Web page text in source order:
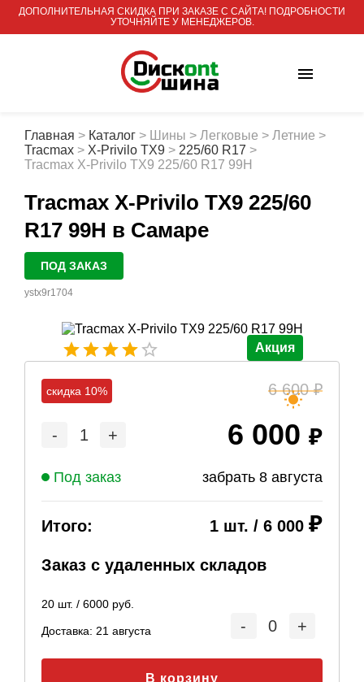
ДОПОЛНИТЕЛЬНАЯ СКИДКА ПРИ ЗАКАЗЕ С САЙТА! ПОДРОБНОСТИ
УТОЧНЯЙТЕ У МЕНЕДЖЕРОВ.
Главная > Каталог > Шины > Легковые > Летние >
Tracmax > X-Privilo TX9 > 225/60 R17 >
Tracmax X-Privilo TX9 225/60 R17 99H
Tracmax X-Privilo TX9 225/60
R17 99H в Самаре
ПОД ЗАКАЗ
ystx9r1704
Акция
скидка 10% 6 600
- 1 + 6 000
Под заказ забрать 8 августа
Итого: 1 шт. / 6 000
Заказ с удаленных складов
20 шт. / 6000 руб.
Доставка: 21 августа - 0 +
В корзину